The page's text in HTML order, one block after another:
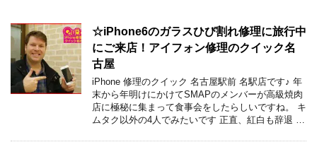
☆iPhone6のガラスひび割れ修理に旅行中
にご来店！アイフォン修理のクイック名
古屋
iPhone 修理のクイック 名古屋駅前 名駅店です♪ 年
末から年明けにかけてSMAPのメンバーが高級焼肉
店に極秘に集まって食事会をしたらしいですね。 キ
ムタク以外の4人でみたいです 正直、紅白も辞退 …